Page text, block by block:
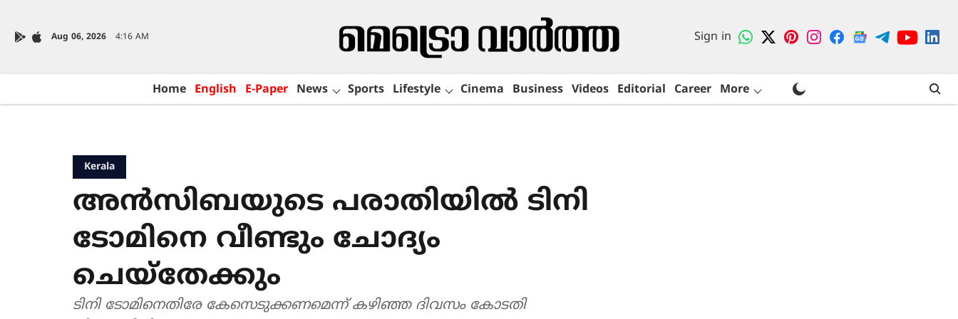
Aug 06, 2026 4:16 AM Sign in
Home English E-Paper News Sports Lifestyle Cinema Business Videos Editorial Career More
Kerala
അൻസിബയുടെ പരാതിയിൽ ടിനി
ടോമിനെ വീണ്ടും ചോദ‍്യം
ചെയ്തേക്കും
ടിനി ടോമിനെതിരേ കേസെടുക്കണമെന്ന് കഴിഞ്ഞ ദിവസം കോടതി